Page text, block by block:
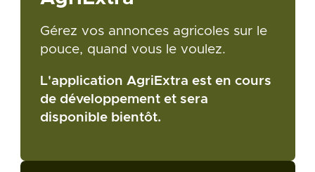
Gérez vos annonces agricoles sur le
pouce, quand vous le voulez.
L'application AgriExtra est en cours
de développement et sera
disponible bientôt.